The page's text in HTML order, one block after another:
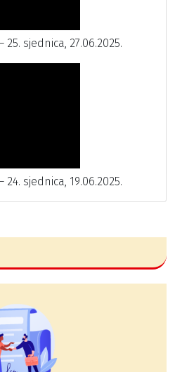
sjednica, 27.06.2025.
sjednica, 19.06.2025.